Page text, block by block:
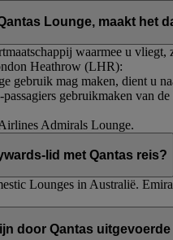
Lounge, maakt het
waarmee u
Heathrow (LHR):
gebruik mag maken, dient u
gebruikmaken van
Admirals Lounge.
lid met Qantas reis?
Lounges in Australië.
door Qantas